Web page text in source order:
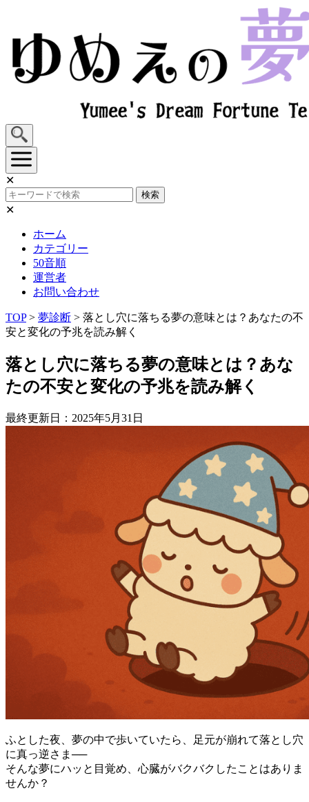
content
✕
検索
✕
ホーム
カテゴリー
50音順
運営者
お問い合わせ
TOP> 夢診断 > 落とし穴に落ちる夢の意味とは？あなたの不
安と変化の予兆を読み解く
落とし穴に落ちる夢の意味とは？あな
たの不安と変化の予兆を読み解く
最終更新日：2025年5月31日
ふとした夜、夢の中で歩いていたら、足元が崩れて落とし穴
に真っ逆さま──
そんな夢にハッと目覚め、心臓がバクバクしたことはありま
せんか？